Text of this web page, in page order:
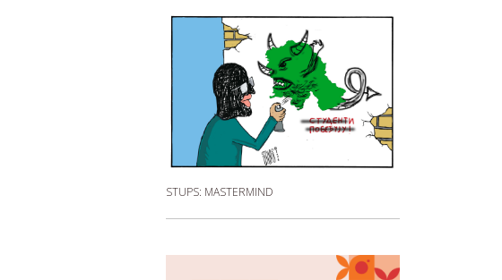
STUPS: MASTERMIND